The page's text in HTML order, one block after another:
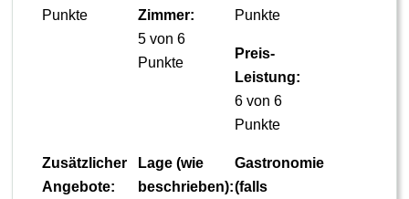
Punkte
Zimmer:
5 von 6
Punkte
Punkte
Preis-
Leistung:
6 von 6
Punkte
Zusätzlicher
Angebote:
Lage (wie
beschrieben):
Gastronomie
(falls